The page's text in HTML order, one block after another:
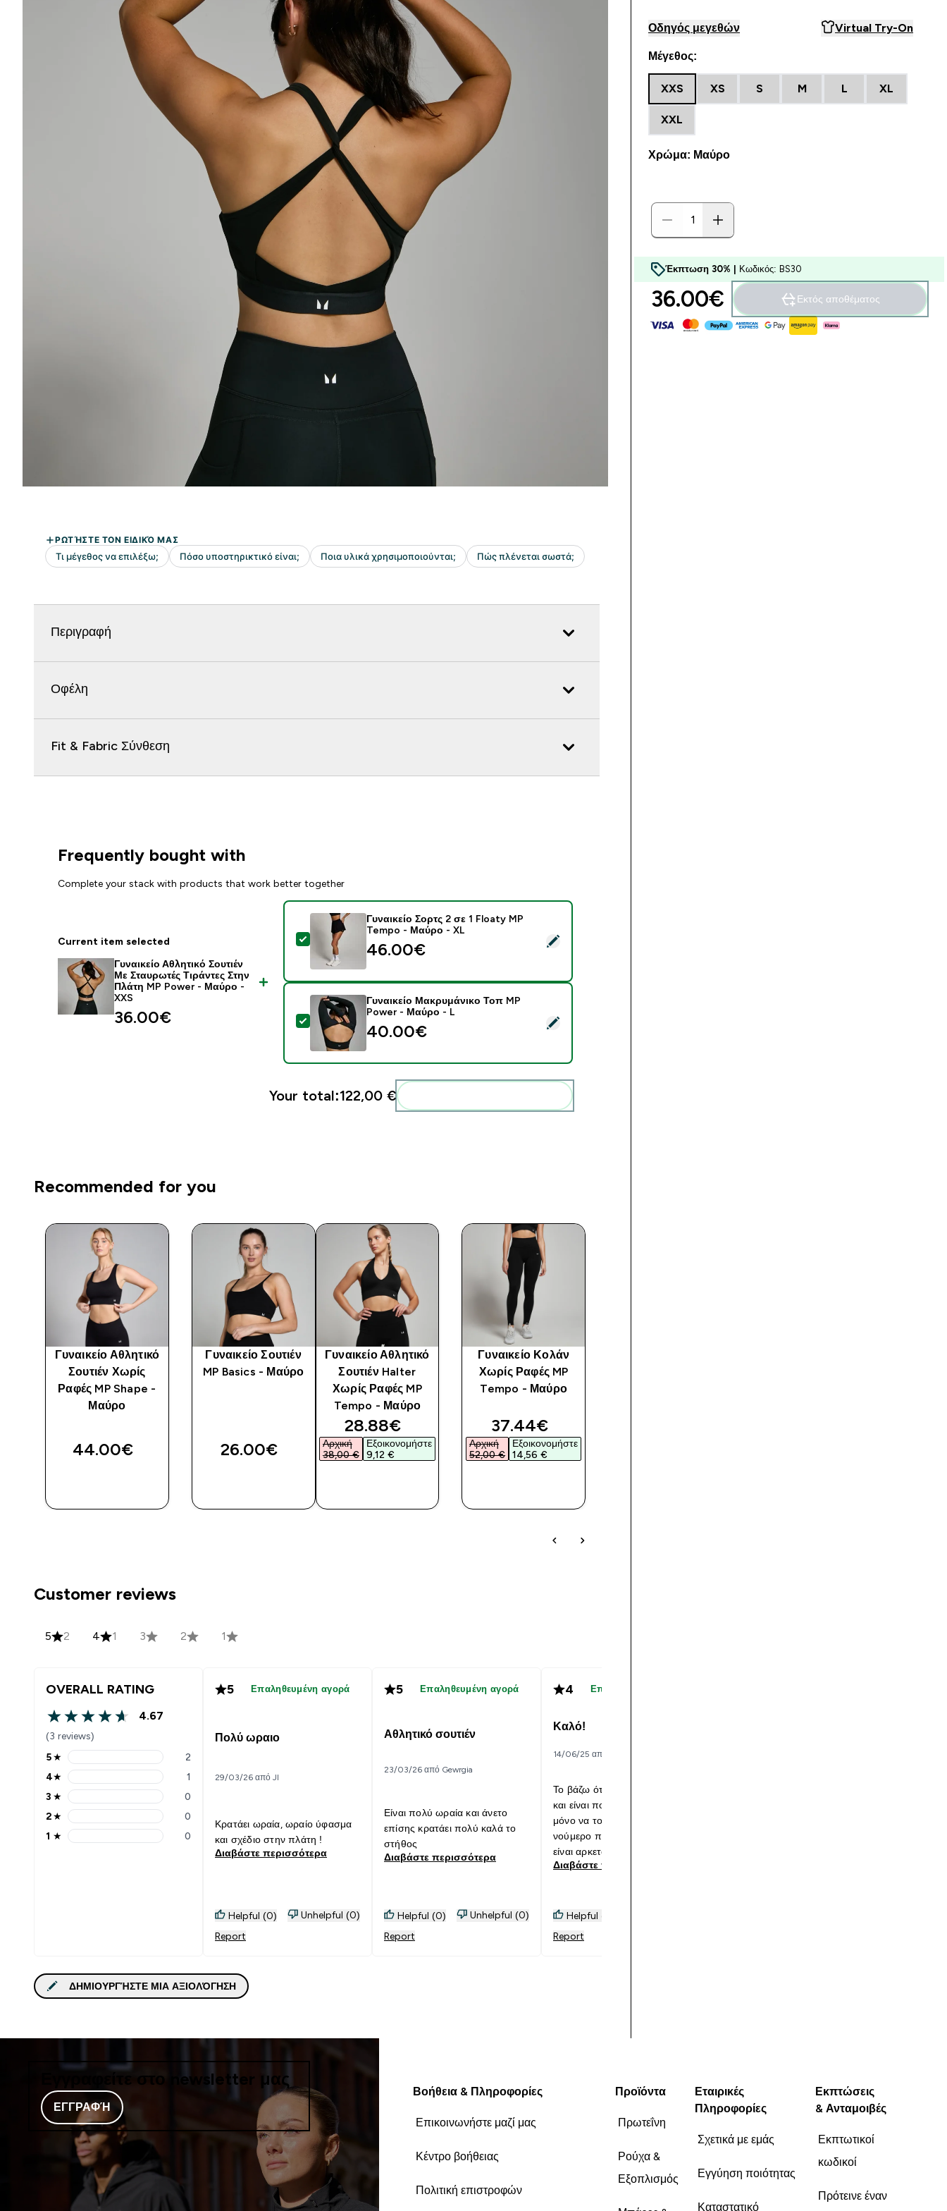
Περιγραφή
Οφέλη
Fit & Fabric Σύνθεση
Frequently bought with
Complete your stack with products that work better together
Current item selected
Γυναικείο Αθλητικό Σουτιέν
Με Σταυρωτές Τιράντες Στην
Πλάτη MP Power - Μαύρο -
XXS
36.00€‎
Select this product - Γυναικείο Σορτς 2 σε 1 Floaty MP Tempo - Μαύρο - XL
Γυναικείο Σορτς 2 σε 1 Floaty MP
Tempo - Μαύρο - XL
46.00€‎
Select this product - Γυναικείο Μακρυμάνικο Τοπ MP Power - Μαύρο - L
Γυναικείο Μακρυμάνικο Τοπ MP
Power - Μαύρο - L
40.00€‎
Your total:122,00 €‎
Recommended for you
Γυναικείο Αθλητικό
Σουτιέν Χωρίς
Ραφές MP Shape -
Μαύρο
44.00€‎
Γυναικείο Σουτιέν
MP Basics - Μαύρο
26.00€‎
Γυναικείο Αθλητικό
Σουτιέν Halter
Χωρίς Ραφές MP
Tempo - Μαύρο
discounted price
28.88€‎
Αρχική
38,00 €‎
Εξοικονομήστε
9,12 €‎
Γυναικείο Κολάν
Χωρίς Ραφές MP
Tempo - Μαύρο
discounted price
37.44€‎
Αρχική
52,00 €‎
Εξοικονομήστε
14,56 €‎
Customer reviews
5 2 4 1 3 2 1
OVERALL RATING
4.67 out of 5 stars
4.67
(3 reviews)
5 stars rating 2 reviews
5★ 2
4 stars rating 1 reviews
4★ 1
3 stars rating 0 reviews
3 ★ 0
2 stars rating 0 reviews
2★ 0
1 stars rating 0 reviews
1 ★ 0
5 Επαληθευμένη αγορά
Πολύ ωραιο
29/03/26 από Jl
Κρατάει ωραία, ωραίο ύφασμα
και σχέδιο στην πλάτη !
Διαβάστε περισσότερα
Helpful (0)
Unhelpful (0)
Report
5 Επαληθευμένη αγορά
Αθλητικό σουτιέν
23/03/26 από Gewrgia
Είναι πολύ ωραία και άνετο
επίσης κρατάει πολύ καλά το
στήθος
Διαβάστε περισσότερα
Helpful (0)
Unhelpful (0)
Report
4 Επαληθευμένη αγορά
Καλό!
14/06/25 από Sofia
Το βάζω όταν πάω για τρέξιμο
και είναι πολύ σταθερό. Ισως
μόνο να το έπαιρνα ένα
νούμερο παραπάνω γιατί μου
είναι αρκετά στενό αλλά αυτό
είναι προσωπική προτίμηση.
Διαβάστε περισσότερα
Helpful (0)
Report
ΔΗΜΙΟΥΡΓΉΣΤΕ ΜΙΑ ΑΞΙΟΛΌΓΗΣΗ
Οδηγός μεγεθών Virtual Try-On
Μέγεθος:
XXS XS S M L XL
XXL
Χρώμα: Μαύρο
Έκπτωση 30% | Κωδικός: BS30
36.00€‎ Εκτός αποθέματος
Εγγραφείτε στο newsletter μας
ΕΓΓΡΑΦΉ
Βοήθεια & Πληροφορίες
Επικοινωνήστε μαζί μας
Κέντρο βοήθειας
Πολιτική επιστροφών
Προϊόντα
Πρωτεΐνη
Ρούχα &
Εξοπλισμός
Εταιρικές
Πληροφορίες
Σχετικά με εμάς
Εγγύηση ποιότητας
Καταστατικό
Εκπτώσεις
& Ανταμοιβές
Εκπτωτικοί
κωδικοί
Πρότεινε έναν